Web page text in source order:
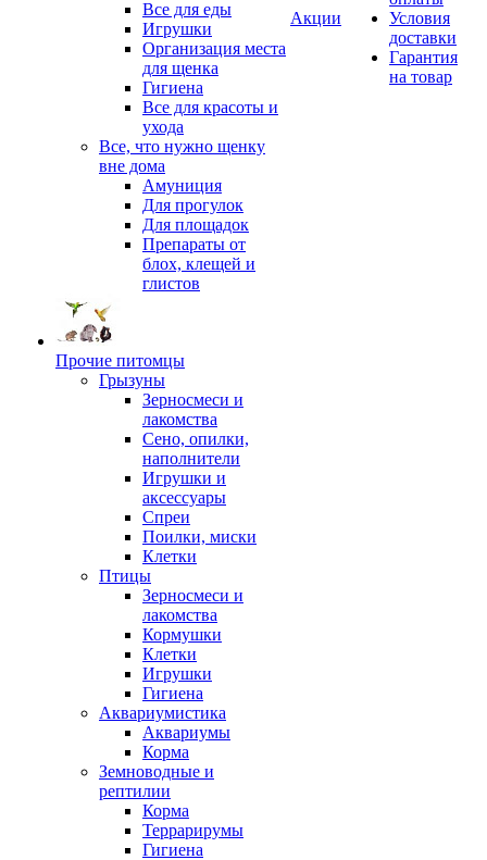
Все для еды
Игрушки
Организация места
для щенка
Гигиена
Все для красоты и
ухода
Все, что нужно щенку
вне дома
Амуниция
Для прогулок
Для площадок
Препараты от
блох, клещей и
глистов
Прочие питомцы
Грызуны
Зерносмеси и
лакомства
Сено, опилки,
наполнители
Игрушки и
аксессуары
Спреи
Поилки, миски
Клетки
Птицы
Зерносмеси и
лакомства
Кормушки
Клетки
Игрушки
Гигиена
Аквариумистика
Аквариумы
Корма
Земноводные и
рептилии
Корма
Террарирумы
Гигиена
Акции
Условия
доставки
Гарантия
на товар